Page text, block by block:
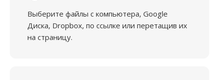
Выберите файлы с компьютера, Google
Диска, Dropbox, по ссылке или перетащив их
на страницу.